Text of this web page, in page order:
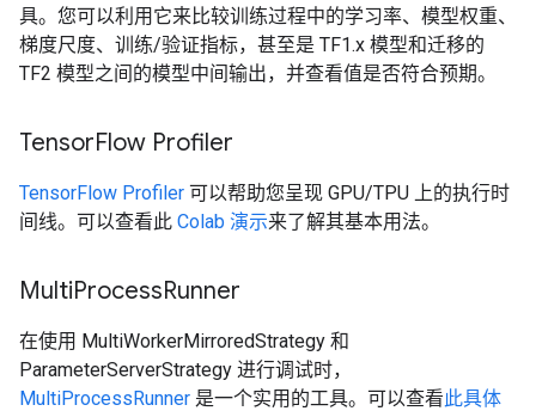
具。您可以利用它来比较训练过程中的学习率、模型权重、
梯度尺度、训练/验证指标，甚至是 TF1.x 模型和迁移的
TF2 模型之间的模型中间输出，并查看值是否符合预期。
TensorFlow Profiler
TensorFlow Profiler 可以帮助您呈现 GPU/TPU 上的执行时
间线。可以查看此 Colab 演示来了解其基本用法。
MultiProcessRunner
在使用 MultiWorkerMirroredStrategy 和
ParameterServerStrategy 进行调试时，
MultiProcessRunner 是一个实用的工具。可以查看此具体